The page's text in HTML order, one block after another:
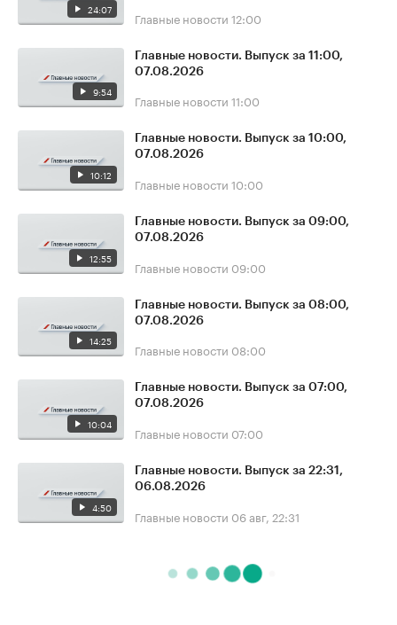
24:07 Главные новости 12:00
9:54
Главные новости. Выпуск за 11:00,
07.08.2026
Главные новости 11:00
10:12
Главные новости. Выпуск за 10:00,
07.08.2026
Главные новости 10:00
12:55
Главные новости. Выпуск за 09:00,
07.08.2026
Главные новости 09:00
14:25
Главные новости. Выпуск за 08:00,
07.08.2026
Главные новости 08:00
10:04
Главные новости. Выпуск за 07:00,
07.08.2026
Главные новости 07:00
4:50
Главные новости. Выпуск за 22:31,
06.08.2026
Главные новости 06 авг, 22:31